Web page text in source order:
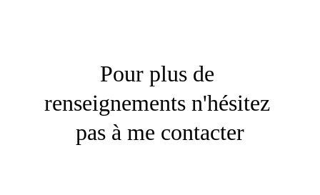
Pour plus de
renseignements n'hésitez
pas à me contacter